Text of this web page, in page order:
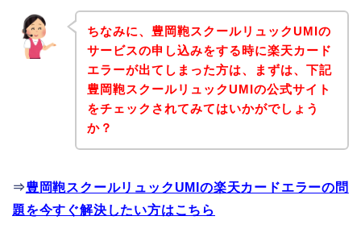
ちなみに、豊岡鞄スクールリュックUMIの
サービスの申し込みをする時に楽天カード
エラーが出てしまった方は、まずは、下記
豊岡鞄スクールリュックUMIの公式サイト
をチェックされてみてはいかがでしょう
か？
⇒豊岡鞄スクールリュックUMIの楽天カードエラーの問
題を今すぐ解決したい方はこちら